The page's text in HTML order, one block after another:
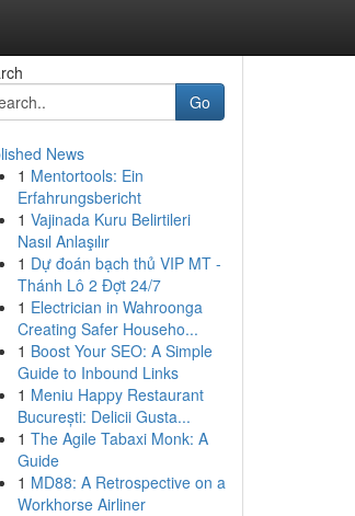
Go
News
1 Mentortools: Ein
Erfahrungsbericht
1 Vajinada Kuru Belirtileri
Nasıl Anlaşılır
1 Dự đoán bạch thủ VIP MT -
Thánh Lô 2 Đợt 24/7
1 Electrician in Wahroonga
Creating Safer Househo...
1 Boost Your SEO: A Simple
Guide to Inbound Links
1 Meniu Happy Restaurant
București: Delicii Gusta...
1 The Agile Tabaxi Monk: A
Guide
1 MD88: A Retrospective on a
Workhorse Airliner